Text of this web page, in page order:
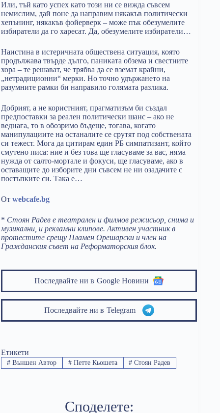
Или, тъй като успех като този ни се вижда съвсем
немислим, дай поне да направим някакъв политически
хепънинг, някакъв фойерверк – може пък обезумелите
избиратели да го харесат. Да, обезумелите избиратели…
Наистина в истеричната обществена ситуация, която
продължава твърде дълго, паниката обзема и свестните
хора – те решават, че трябва да се вземат крайни,
„нетрадиционни“ мерки. Но точно удържането на
разумните рамки би направило голямата разлика.
Добрият, а не користният, прагматизъм би създал
предпоставки за реален политически шанс – ако не
веднага, то в обозримо бъдеще, тогава, когато
манипулациите на останалите се срутят под собствената
си тежест. Мога да цитирам един РБ симпатизант, който
смутено писа: ние и без това ще гласуваме за вас, няма
нужда от салто-мортале и фокуси, ще гласуваме, ако в
оставащите до изборите дни съвсем не ни озадачите с
постъпките си. Така е…
От webcafe.bg
* Стоян Радев е театрален и филмов режисьор, снима и
музикални, и рекламни клипове. Активен участник в
протестите срещу Пламен Орешарски и член на
Гражданския съвет на Реформаторския блок.
Последвайте ни в Google Новини
Последвайте ни в Telegram
Етикети
#Външен Автор #Петте Кьошета # Стоян Радев
Споделете: